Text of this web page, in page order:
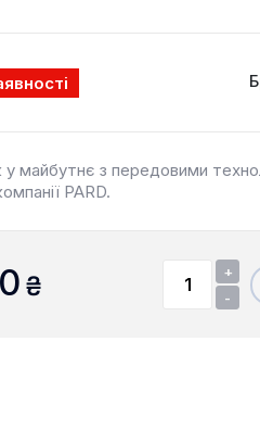
у майбутнє з передовими
PARD.
₴
+
-